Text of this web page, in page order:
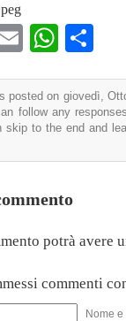
Email
posted on giovedì,
follow any
skip to the end and
potrà avere
commenti
Nome